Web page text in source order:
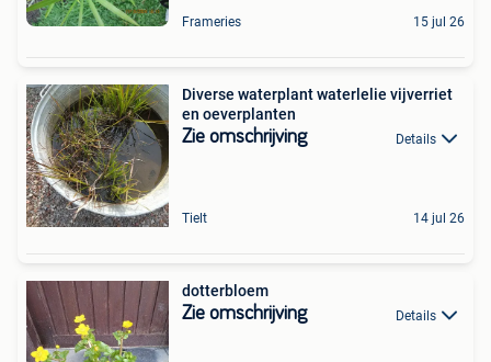
Frameries 15 jul 26
Diverse waterplant waterlelie vijverriet
en oeverplanten
Zie omschrijving Details
Tielt 14 jul 26
dotterbloem
Zie omschrijving Details